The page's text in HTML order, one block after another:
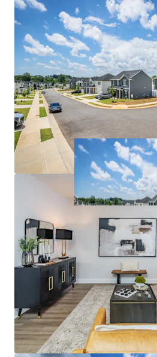
institutions including
Point University, and UNC